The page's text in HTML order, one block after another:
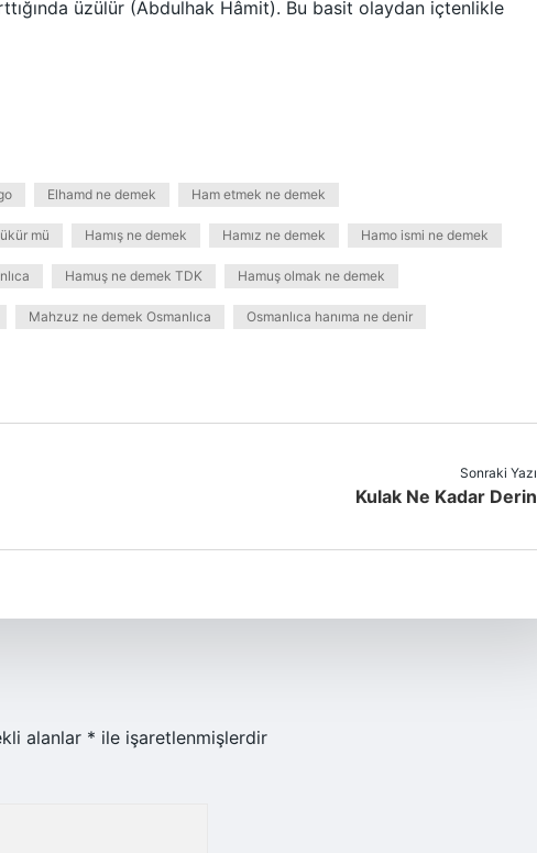
üzülür (Abdulhak Hâmit). Bu basit olaydan içtenlikle
Elhamd ne demek Ham etmek ne demek
mü Hamış ne demek Hamız ne demek Hamo ismi ne demek
Hamuş ne demek TDK Hamuş olmak ne demek
Mahzuz ne demek Osmanlıca Osmanlıca hanıma ne denir
Sonraki Yazı
Kulak Ne Kadar Derin
alanlar * ile işaretlenmişlerdir